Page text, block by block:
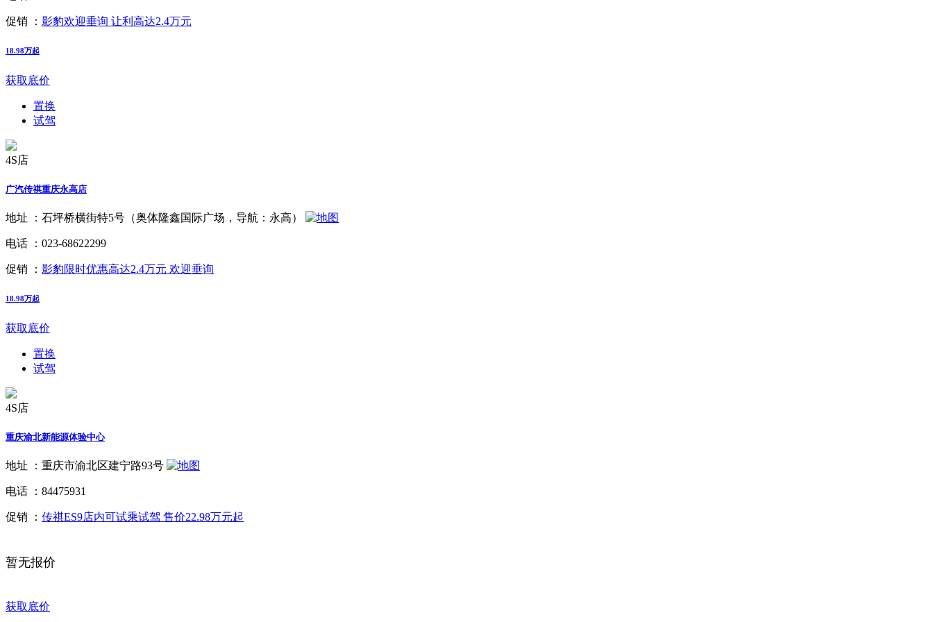
促销 ： 影豹欢迎垂询 让利高达2.4万元
18.98万起
获取底价
置换
试驾
4S店
广汽传祺重庆永高店
地址 ： 石坪桥横街特5号（奥体隆鑫国际广场，导航：永高）
电话 ： 023-68622299
促销 ： 影豹限时优惠高达2.4万元 欢迎垂询
18.98万起
获取底价
置换
试驾
4S店
重庆渝北新能源体验中心
地址 ： 重庆市渝北区建宁路93号
电话 ： 84475931
促销 ： 传祺ES9店内可试乘试驾 售价22.98万元起
暂无报价
获取底价